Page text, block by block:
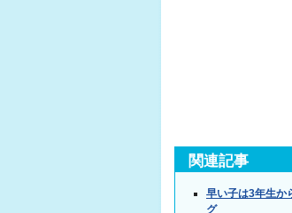
関連記事
早い子は3年生か
グ